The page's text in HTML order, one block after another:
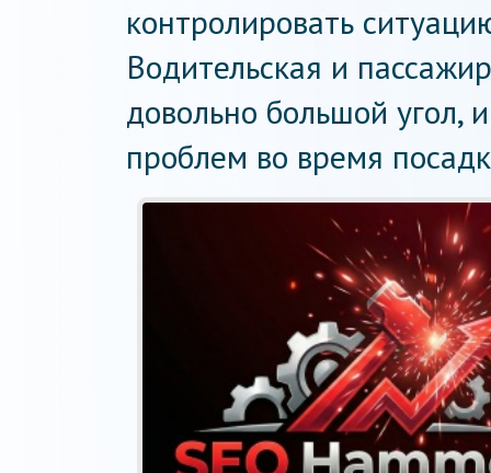
контролировать
Водительская и
довольно большой угол,
проблем во время